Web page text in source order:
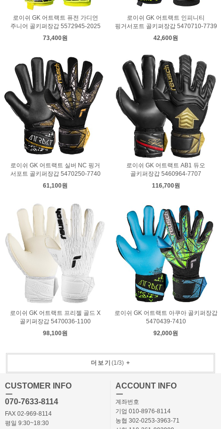
로이쉬 GK 어트랙트 퓨전 가디언
주니어 골키퍼장갑 5572945-2025
73,400원
로이쉬 GK 어트랙트 인피니티
핑거서포트 골키퍼장갑 5470710-7739
42,600원
로이쉬 GK 어트랙트 실버 NC 핑거
서포트 골키퍼장갑 5470250-7740
61,100원
로이쉬 GK 어트랙트 AB1 듀오
골키퍼장갑 5460964-7707
116,700원
로이쉬 GK 어트랙트 프리젤 골드 X
골키퍼장갑 5470036-1100
98,100원
로이쉬 GK 어트랙트 아쿠아 골키퍼장갑
5470439-7410
92,000원
더보기 (1/3)+
CUSTOMER INFO
ㅡ
070-7633-8114
FAX 02-969-8114
평일 9:30~18:30
ACCOUNT INFO
ㅡ
계좌번호
기업 010-8976-8114
농협 302-0253-3963-71